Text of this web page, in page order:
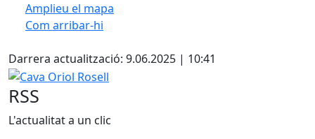
Amplieu el mapa
Com arribar-hi
+
−
Darrera actualització: 9.06.2025 | 10:41
Cava Oriol Rosell
RSS
L'actualitat a un clic